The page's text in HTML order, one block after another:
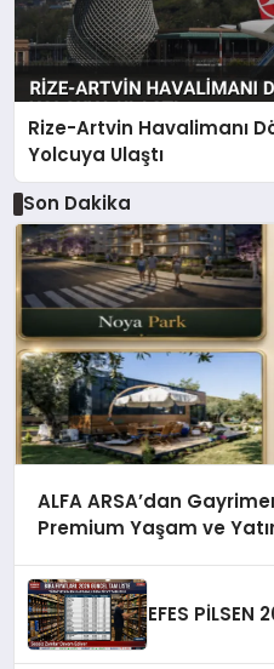
Rize-Artvin Havalimanı
Yolcuya Ulaştı
Son Dakika
ALFA ARSA’dan
Premium Yaşam ve
EFES PİLSEN